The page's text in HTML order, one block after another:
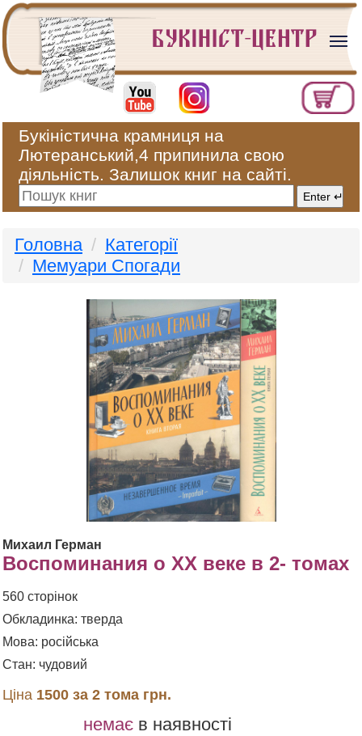
Букіністична крамниця на
Лютеранський,4 припинила свою
діяльність. Залишок книг на сайті.
Головна
Категорії
Мемуари Спогади
Михаил Герман
Воспоминания о XX веке в 2- томах
560 сторінок
Обкладинка: тверда
Мова: російська
Стан: чудовий
Ціна 1500 за 2 тома грн.
немає в наявності